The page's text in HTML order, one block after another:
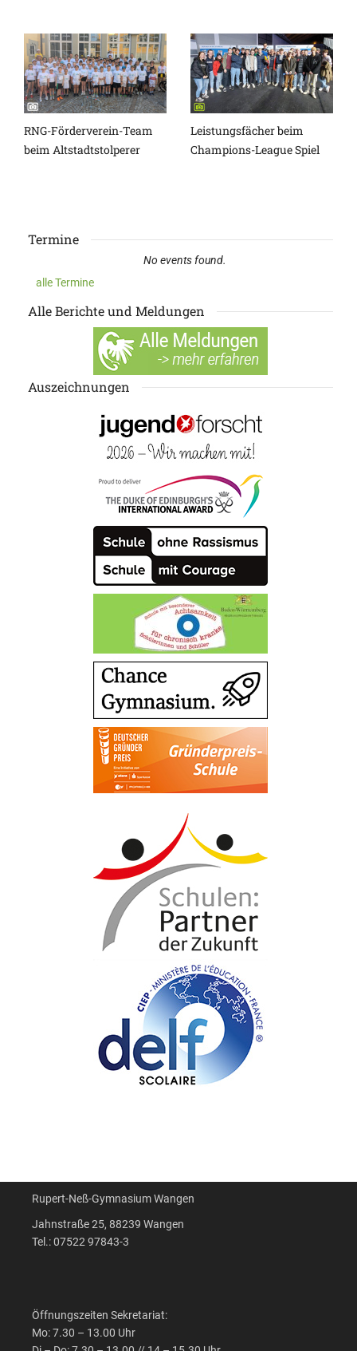
RNG-Förderverein-Team
beim Altstadtstolperer
Leistungsfächer beim
Champions-League Spiel
Termine
No events found.
alle Termine
Alle Berichte und Meldungen
Auszeichnungen
Rupert-Neß-Gymnasium Wangen
Jahnstraße 25, 88239 Wangen
Tel.: 07522 97843-3
Öffnungszeiten Sekretariat:
Mo: 7.30 – 13.00 Uhr